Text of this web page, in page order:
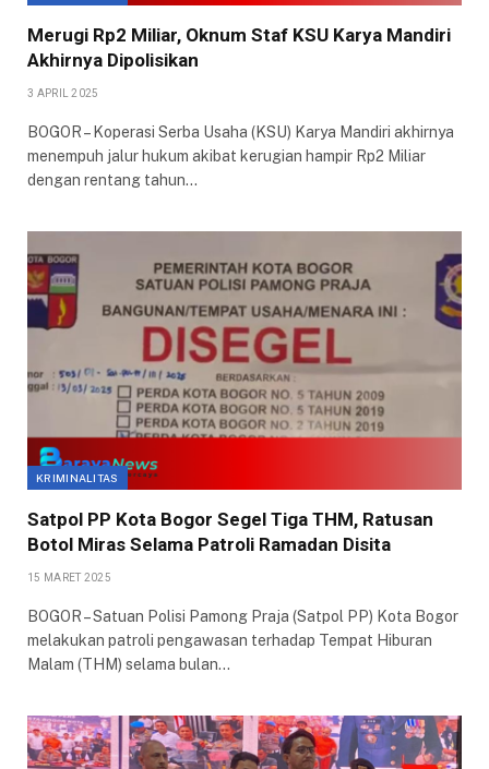
Merugi Rp2 Miliar, Oknum Staf KSU Karya Mandiri
Akhirnya Dipolisikan
3 APRIL 2025
BOGOR – Koperasi Serba Usaha (KSU) Karya Mandiri akhirnya
menempuh jalur hukum akibat kerugian hampir Rp2 Miliar
dengan rentang tahun…
KRIMINALITAS
Satpol PP Kota Bogor Segel Tiga THM, Ratusan
Botol Miras Selama Patroli Ramadan Disita
15 MARET 2025
BOGOR – Satuan Polisi Pamong Praja (Satpol PP) Kota Bogor
melakukan patroli pengawasan terhadap Tempat Hiburan
Malam (THM) selama bulan…